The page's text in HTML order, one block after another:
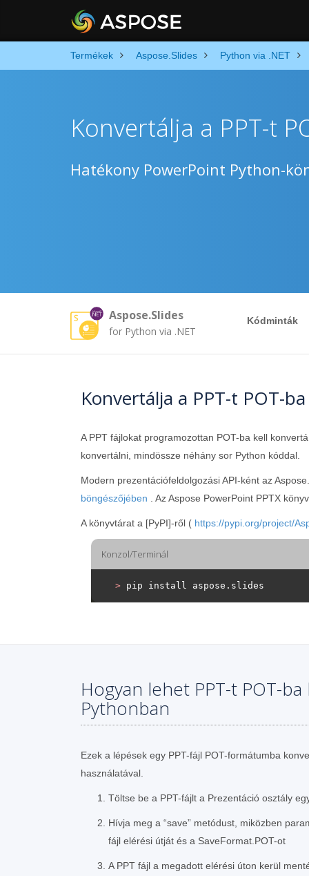
Termékek Aspose.Slides Python via .NET
Konvertálja a PPT-t
Hatékony PowerPoint Python-
Aspose.Slides
for Python via .NET
Kódminták
Konvertálja a PPT-t POT-
A PPT fájlokat programozottan POT-ba kell
konvertálni, mindössze néhány sor Python kóddal.
Modern prezentációfeldolgozási API-ként az
böngészőjében . Az Aspose PowerPoint PPTX
A könyvtárat a [PyPI]-ről ( https://pypi.org/project/
Konzol/Terminál
> pip install aspose.slides
Hogyan lehet PPT-t POT-
Pythonban
Ezek a lépések egy PPT-fájl POT-formátumba
használatával.
Töltse be a PPT-fájlt a Prezentáció osztály
Hívja meg a “save” metódust, miközben
fájl elérési útját és a SaveFormat.POT-ot
A PPT fájl a megadott elérési úton kerül